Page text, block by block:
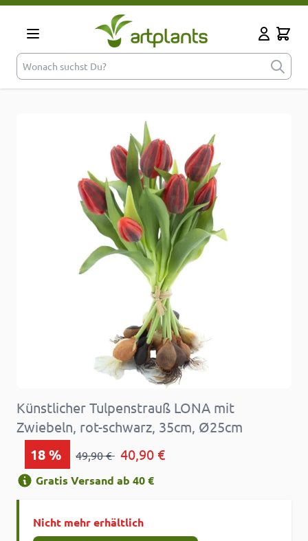
Zum Inhalt springen
Cart
Künstlicher Tulpenstrauß LONA mit
Zwiebeln, rot-schwarz, 35cm, Ø25cm
18% 49,90 € 40,90 €
Gratis Versand ab 40 €
Nicht mehr erhältlich